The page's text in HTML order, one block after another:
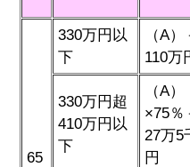
65
330万円以
下
（A）
110万
330万円超
410万円以
下
（A）
×75％
27万5
円